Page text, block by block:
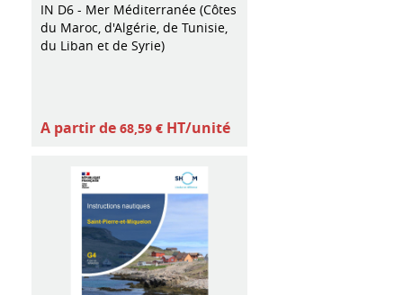
IN D6 - Mer Méditerranée (Côtes
du Maroc, d'Algérie, de Tunisie,
du Liban et de Syrie)
A partir de 68,59 € HT/unité